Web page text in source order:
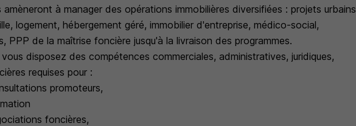
à manager des opérations immobilières diversifiées : projets urbains
logement, hébergement géré, immobilier d'entreprise, médico-social,
PPP de la maîtrise foncière jusqu'à la livraison des programmes.
disposez des compétences commerciales, administratives, juridiques,
requises pour :
promoteurs,
foncières,